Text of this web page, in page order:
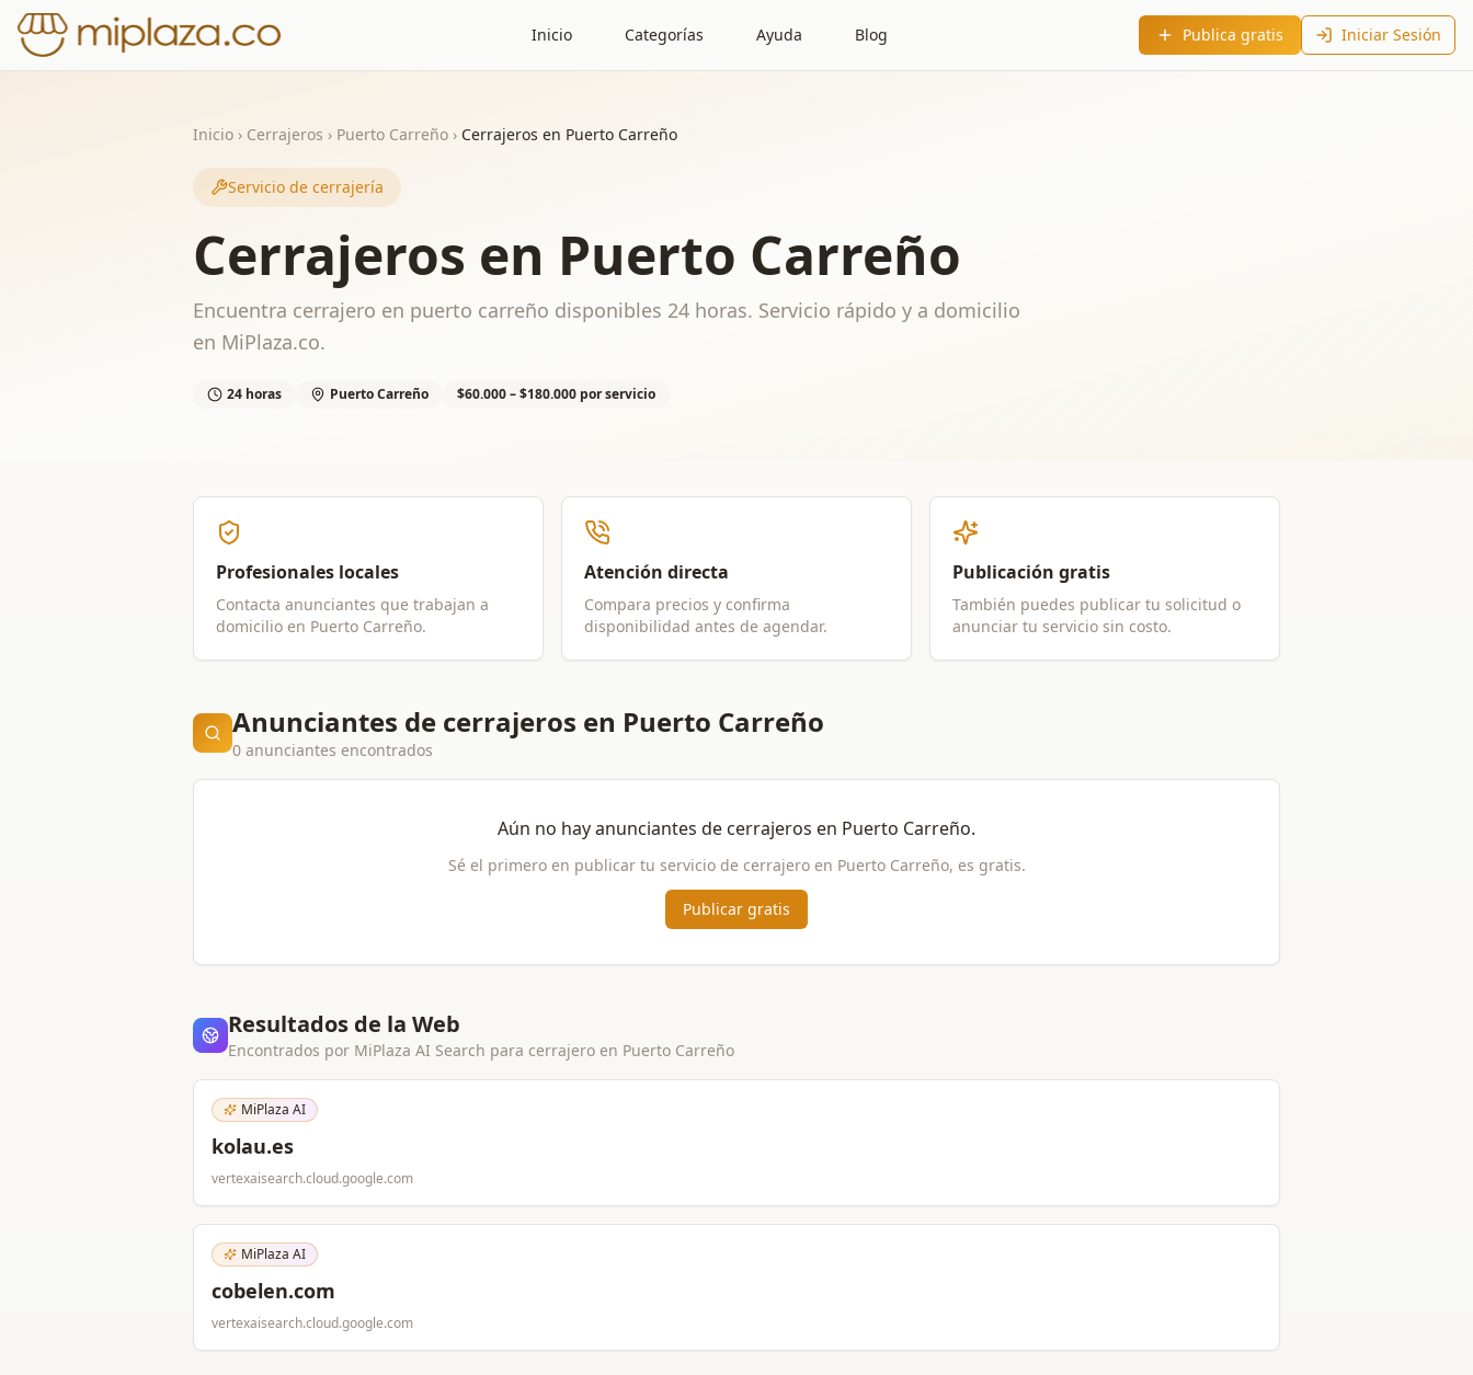
Inicio Categorías Ayuda Blog Publica gratis Iniciar Sesión
Inicio › Cerrajeros › Puerto Carreño › Cerrajeros en Puerto Carreño
Servicio de cerrajería
Cerrajeros en Puerto Carreño
Encuentra cerrajero en puerto carreño disponibles 24 horas. Servicio rápido y a domicilio
en MiPlaza.co.
24 horas Puerto Carreño $60.000 – $180.000 por servicio
Profesionales locales
Contacta anunciantes que trabajan a
domicilio en Puerto Carreño.
Atención directa
Compara precios y confirma
disponibilidad antes de agendar.
Publicación gratis
También puedes publicar tu solicitud o
anunciar tu servicio sin costo.
Anunciantes de cerrajeros en Puerto Carreño
0 anunciantes encontrados
Aún no hay anunciantes de cerrajeros en Puerto Carreño.
Sé el primero en publicar tu servicio de cerrajeroen Puerto Carreño, es gratis.
Publicar gratis
Resultados de la Web
Encontrados por MiPlaza AI Search para cerrajero en Puerto Carreño
MiPlaza AI
kolau.es
vertexaisearch.cloud.google.com
MiPlaza AI
cobelen.com
vertexaisearch.cloud.google.com